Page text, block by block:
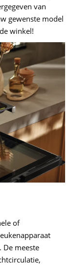
van
gewenste model
winkel!
of
De meeste